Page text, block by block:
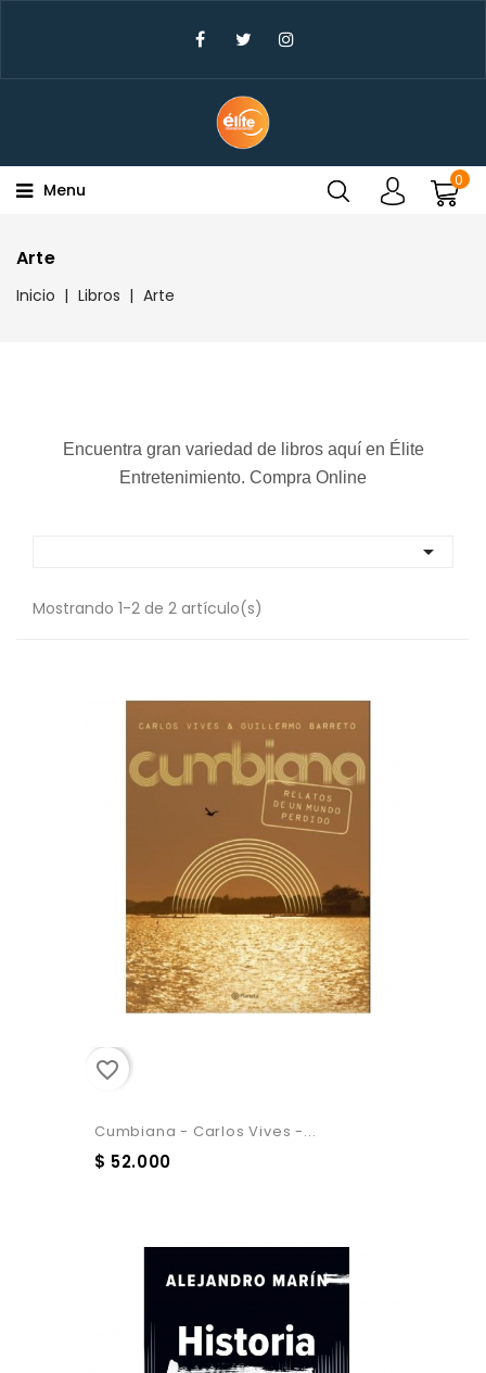
0
Menu
Arte
Inicio Libros Arte
Encuentra gran variedad de libros aquí en Élite
Entretenimiento. Compra Online

Mostrando 1-2 de 2 artículo(s)
favorite_border
Cumbiana - Carlos Vives -...
$ 52.000
Create Wishlist